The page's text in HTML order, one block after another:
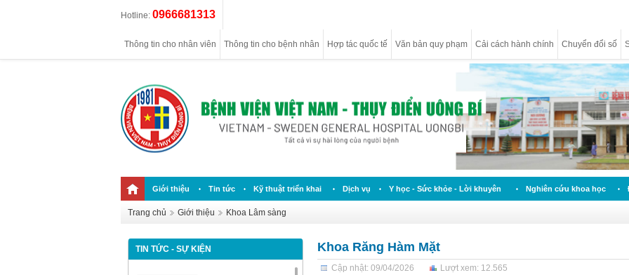
Hotline: 0966681313
Thông tin cho nhân viên Thông tin cho bệnh nhân Hợp tác quốc tế Văn bản quy phạm Cải cách hành chính Chuyển đổi số
Giới thiệu Tin tức Kỹ thuật triển khai Dịch vụ Y học - Sức khỏe - Lời khuyên Nghiên cứu khoa học
Trang chủ Giới thiệu Khoa Lâm sàng
TIN TỨC - SỰ KIỆN Khoa Răng Hàm Mặt
Cập nhật: 09/04/2026 Lượt xem: 12.565